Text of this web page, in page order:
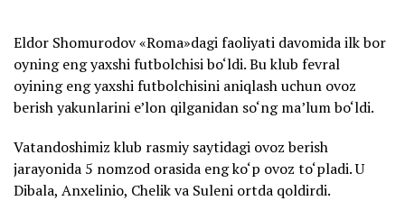
Eldor Shomurodov «Roma»dagi faoliyati davomida ilk bor
oyning eng yaxshi futbolchisi bo‘ldi. Bu klub fevral
oyining eng yaxshi futbolchisini aniqlash uchun ovoz
berish yakunlarini e’lon qilganidan so‘ng ma’lum bo‘ldi.
Vatandoshimiz klub rasmiy saytidagi ovoz berish
jarayonida 5 nomzod orasida eng ko‘p ovoz to‘pladi. U
Dibala, Anxelinio, Chelik va Suleni ortda qoldirdi.